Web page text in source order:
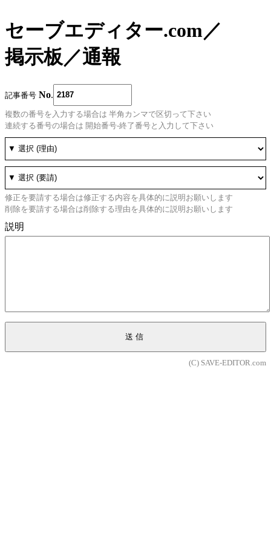
セーブエディター.com／
掲示板／通報
記事番号 No
複数の番号を入力する場合は 半角カンマで区切って下さい
連続する番号の場合は 開始番号-終了番号と入力して下さい
修正を要請する場合は修正する内容を具体的に説明お願いします
削除を要請する場合は削除する理由を具体的に説明お願いします
説明
送信
(C) SAVE-EDITOR.com